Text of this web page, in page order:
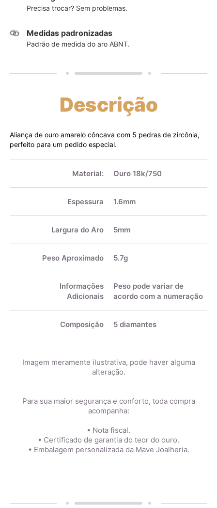
Precisa trocar? Sem problemas.
Medidas padronizadas
Padrão de medida do aro ABNT.
Descrição
Aliança de ouro amarelo côncava com 5 pedras de zircônia,
perfeito para um pedido especial.
Material: Ouro 18k/750
Espessura 1.6mm
Largura do Aro 5mm
Peso Aproximado 5.7g
Informações
Adicionais
Peso pode variar de
acordo com a numeração
Composição 5 diamantes
Imagem meramente ilustrativa, pode haver alguma
alteração.
Para sua maior segurança e conforto, toda compra
acompanha:
• Nota fiscal.
• Certificado de garantia do teor do ouro.
• Embalagem personalizada da Mave Joalheria.